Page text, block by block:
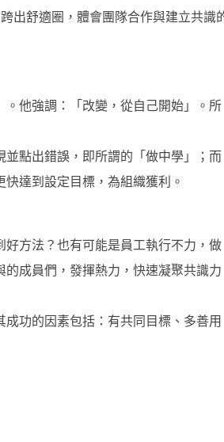
出舒適圈，體會團隊合作與建立共識
他強調：「改變，從自己開始」。所
並點出錯誤，即所謂的「做中學」；而
達到設定目標，為組織獲利。
方法？也有可能是員工執行不力，做
成員們，發揮熱力，快速凝聚共識力
功的因素包括：有共同目標、多善用